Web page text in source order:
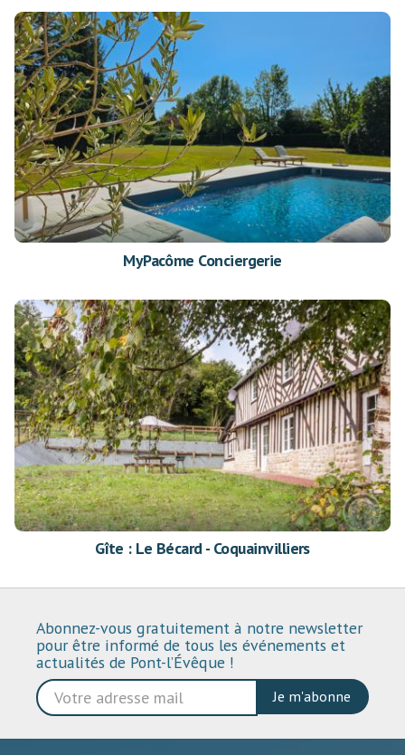
MyPacôme Conciergerie
Gîte : Le Bécard - Coquainvilliers
Abonnez-vous gratuitement à notre newsletter
pour être informé de tous les événements et
actualités de Pont-l’Évêque !
Je m'abonne